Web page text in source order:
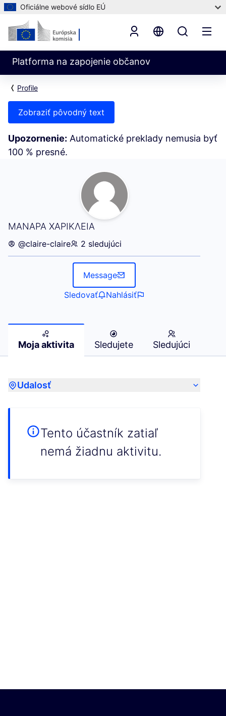
Oficiálne webové sídlo EÚ
Platforma na zapojenie občanov
Profile
Zobraziť pôvodný text
Upozornenie: Automatické preklady nemusia byť
100 % presné.
ΜΑΝΑΡΑ ΧΑΡΙΚΛΕΙΑ
Moja aktivita (ΜΑΝΑΡΑ ΧΑΡΙΚΛΕΙΑ)
@claire-claire 2 sledujúci
Message
Sledovať
Nahlásiť
Moja aktivita Sledujete Sledujúci
Udalosť
Tento účastník zatiaľ
nemá žiadnu aktivitu.